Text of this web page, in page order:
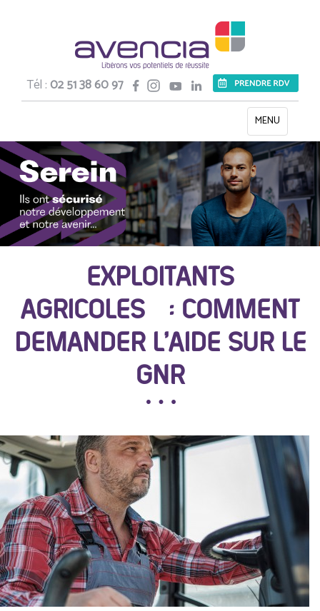
Tél :02 51 38 60 97
Toggle
navigation
MENU
EXPLOITANTS
AGRICOLES : COMMENT
DEMANDER L’AIDE SUR LE
GNR